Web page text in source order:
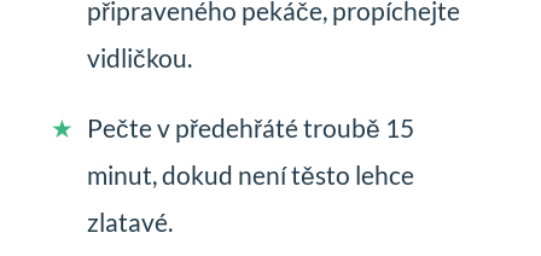
připraveného pekáče, propíchejte
vidličkou.
Pečte v předehřáté troubě 15
minut, dokud není těsto lehce
zlatavé.